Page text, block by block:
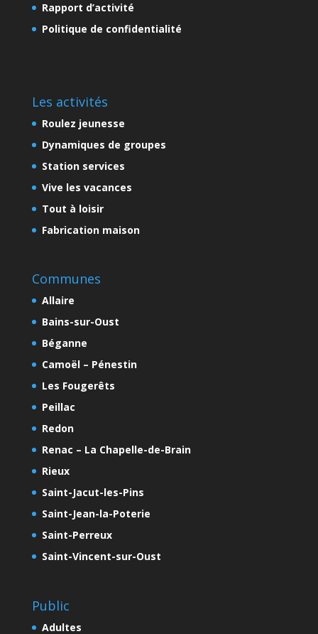
Rapport d’activité
Politique de confidentialité
Les activités
Roulez jeunesse
Dynamiques de groupes
Station services
Vive les vacances
Tout à loisir
Fabrication maison
Communes
Allaire
Bains-sur-Oust
Béganne
Camoël – Pénestin
Les Fougerêts
Peillac
Redon
Renac – La Chapelle-de-Brain
Rieux
Saint-Jacut-les-Pins
Saint-Jean-la-Poterie
Saint-Perreux
Saint-Vincent-sur-Oust
Public
Adultes